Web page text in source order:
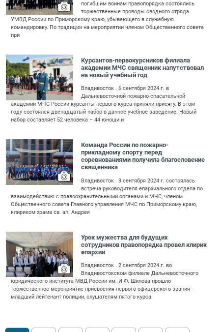
погибшим воинам правопорядка состоялись
торжественные проводы сводного отряда
УМВД России по Приморскому краю, убывающего в служебную
командировку. По традиции на мероприятии членом Общественного совета
при
Курсантов-первокурсников филиала
академии МЧС священник напутствовал
на новый учебный год
Владивосток . 6 сентября 2024 г. в
Дальневосточной пожарно-спасательной
академии МЧС России курсанты первого курса приняли присягу. В этом
году состоялся двенадцатый набор в данное учебное заведение. Новый
набор составляет 52 человека – 44 юноши и
Команда России по пожарно-
прикладному спорту перед
соревнованиями получила благословение
священника
Владивосток . 3 сентября 2024 г. состоялась
встреча руководителя епархиального отдела по
взаимодействию с правоохранительными органами и МЧС, членом
Общественного совета Главного управления МЧС по Приморскому краю,
клириком храма св. ап. Андрея
Урок мужества для будущих
сотрудников правопорядка провел клирик
епархии
Владивосток . 2 сентября 2024 г. во
Владивостокском филиале Дальневосточного
юридического института МВД России им. И.Ф. Шилова прошло
торжественное мероприятие присвоения первого офицерского звания -
младший лейтенант полиции, слушателям пятого курса.